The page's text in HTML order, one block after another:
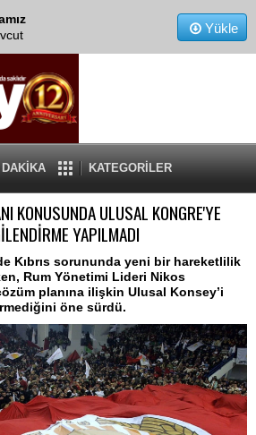
Yükle
KATEGORİLER
KONUSUNDA ULUSAL KONGRE'YE
YAPILMADI
Kıbrıs sorununda yeni bir hareketlilik
Rum Yönetimi Lideri Nikos
planına ilişkin Ulusal Konsey’i
öne sürdü.